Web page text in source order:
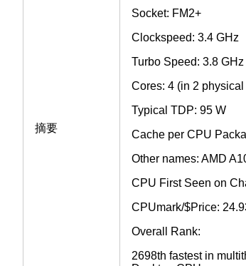
摘要
Socket: FM2+
Clockspeed: 3.4 GHz
Turbo Speed: 3.8 GHz
Cores: 4 (in 2
Typical TDP: 95 W
Cache per CPU
Other names: AMD
CPU First Seen on
CPUmark/$Price:
Overall Rank:
2698th fastest in